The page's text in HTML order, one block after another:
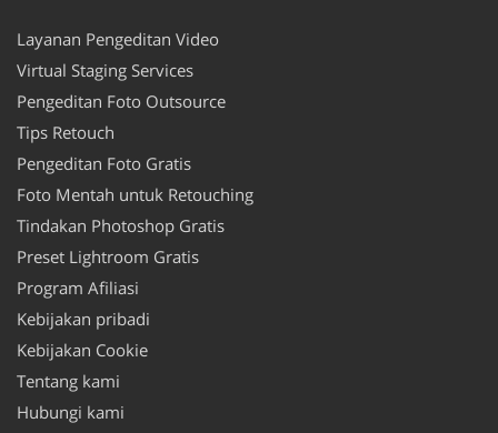
Layanan Pengeditan Video
Virtual Staging Services
Pengeditan Foto Outsource
Tips Retouch
Pengeditan Foto Gratis
Foto Mentah untuk Retouching
Tindakan Photoshop Gratis
Preset Lightroom Gratis
Program Afiliasi
Kebijakan pribadi
Kebijakan Cookie
Tentang kami
Hubungi kami